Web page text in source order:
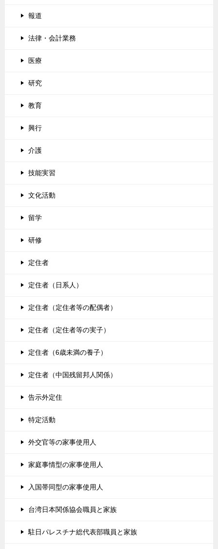
報道
法律・会計業務
医療
研究
教育
興行
介護
技能実習
文化活動
留学
研修
定住者
定住者（日系人）
定住者（定住者等の配偶者）
定住者（定住者等の実子）
定住者（6歳未満の養子）
定住者（中国残留邦人関係）
告示外定住
特定活動
外交官等の家事使用人
家庭事情型の家事使用人
入国帯同型の家事使用人
台湾日本関係協会職員と家族
駐日パレスチナ総代表部職員と家族